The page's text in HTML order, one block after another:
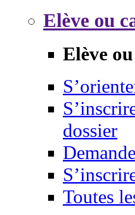
Elève ou
Elève
dossier
Toutes